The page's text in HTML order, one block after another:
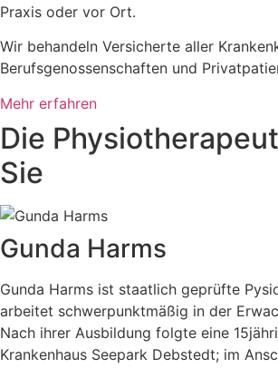
Praxis oder vor Ort.
Wir behandeln Versicherte aller
Berufsgenossenschaften und
Mehr erfahren
Die
Sie
Gunda Harms
Gunda Harms ist staatlich geprüfte
arbeitet schwerpunktmäßig in der
Nach ihrer Ausbildung folgte eine
Krankenhaus Seepark Debstedt; im